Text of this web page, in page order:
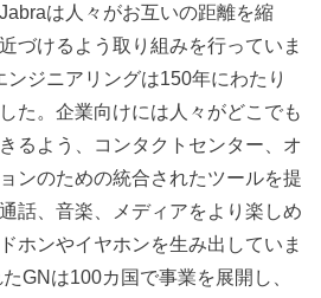
は人々がお互いの距離を縮
づけるよう取り組みを行っていま
ジニアリングは150年にわたり
た。企業向けには人々がどこでも
るよう、コンタクトセンター、オ
ンのための統合されたツールを提
話、音楽、メディアをより楽しめ
ホンやイヤホンを生み出していま
GNは100カ国で事業を展開し、